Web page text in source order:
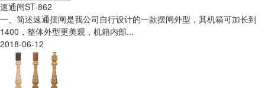
速通闸ST-862
一、简述速通摆闸是我公司自行设计的一款摆闸外型，其机箱可加长到
1400，整体外型更美观，机箱内部...
2018-06-12